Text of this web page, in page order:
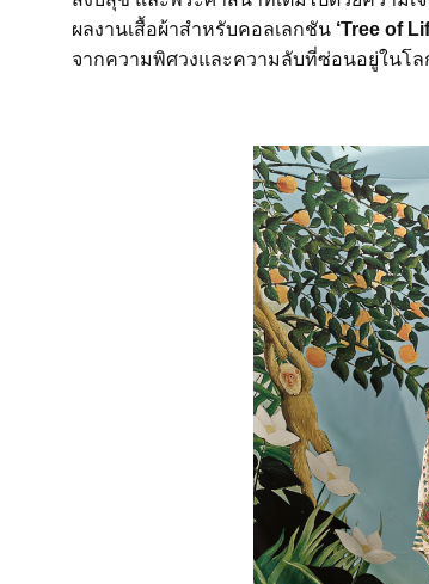
ผลงานเสื้อผ้าสำหรับคอลเลกชัน ‘Tree of
จากความพิศวงและความลับที่ซ่อนอยู่ในโล